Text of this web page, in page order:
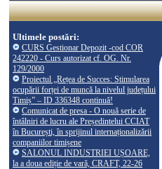
Ultimele postări:
CURS Gestionar Depozit -cod COR
242220 - Curs autorizat cf. OG. Nr.
129/2000
Proiectul „Rețea de Succes: Stimularea
ocupării forței de muncă la nivelul județului
Timiș” – ID 336348 continuă!
Comunicat de presa - O nouă serie de
întâlniri de lucru ale Președintelui CCIAT
în București, în sprijinul internaționalizării
companiilor timișene
SALONUL INDUSTRIEI UȘOARE,
la a doua ediție de vară, CRAFT, 22-26